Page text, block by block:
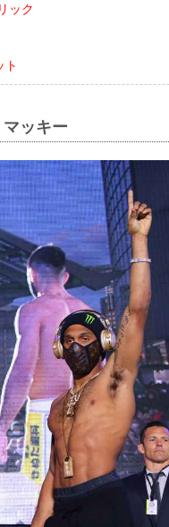
ック
ト
ッキー